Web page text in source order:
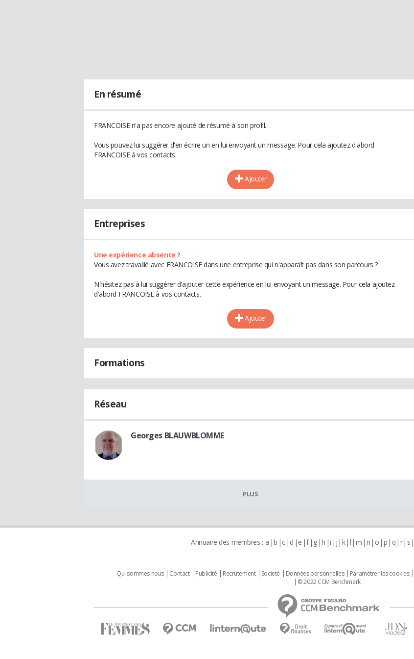
En résumé
FRANCOISE n'a pas encore ajouté de résumé à son profil.
Vous pouvez lui suggérer d'en écrire un en lui envoyant un message. Pour cela ajoutez d'abord
FRANCOISE à vos contacts.
Ajouter
Entreprises
Une expérience absente ?
Vous avez travaillé avec FRANCOISE dans une entreprise qui n'apparaît pas dans son parcours ?
N'hésitez pas à lui suggérer d'ajouter cette expérience en lui envoyant un message. Pour cela ajoutez
d'abord FRANCOISE à vos contacts.
Ajouter
Formations
Réseau
Georges BLAUWBLOMME
PLUS
Annuaire des membres : a b c d e f g h i j k l m n o p q r s
Qui sommes nous Contact Publicité Recrutement Societé Données personnelles Paramétrer les cookies
© 2022 CCM Benchmark